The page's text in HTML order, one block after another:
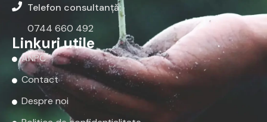
Telefon consultanță:
0744 660 492
Linkuri utile
ANPC
Contact
Despre noi